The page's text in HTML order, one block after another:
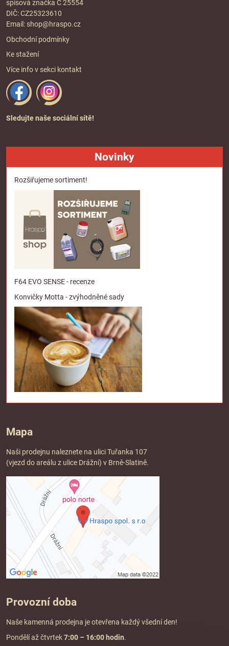
spisová značka C 25554
DIČ: CZ25323610
Email: shop@hraspo.cz
Obchodní podmínky
Ke stažení
Více info v sekci kontakt
Sledujte naše sociální sítě!
Novinky
Rozšiřujeme sortiment!
F64 EVO SENSE - recenze
Konvičky Motta - zvýhodněné sady
Mapa
Naši prodejnu naleznete na ulici Tuřanka 107
(vjezd do areálu z ulice Drážní) v Brně-Slatině.
Provozní doba
Naše kamenná prodejna je otevřena každý všední den!
Pondělí až čtvrtek7:00 – 16:00 hodin.